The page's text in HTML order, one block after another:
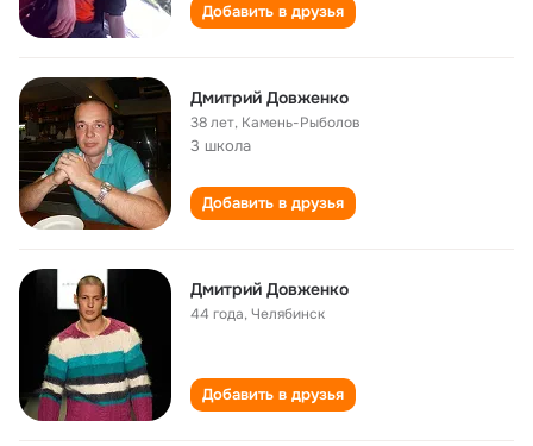
Добавить в друзья
Дмитрий Довженко
38 лет, Камень-Рыболов
3 школа
Добавить в друзья
Дмитрий Довженко
44 года,Челябинск
Добавить в друзья